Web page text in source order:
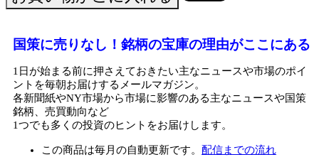
国策に売りなし！銘柄の宝庫の理由がここにある
1日が始まる前に押さえておきたい主なニュースや市場のポイ
ントを毎朝お届けするメールマガジン。
各新聞紙やNY市場から市場に影響のある主なニュースや国策
銘柄、売買動向など
1つでも多くの投資のヒントをお届けします。
この商品は毎月の自動更新です。 配信までの流れ